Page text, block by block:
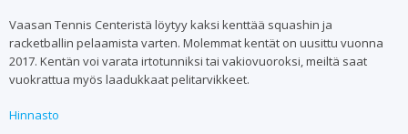
Vaasan Tennis Centeristä löytyy kaksi kenttää squashin ja
racketballin pelaamista varten. Molemmat kentät on uusittu vuonna
2017. Kentän voi varata irtotunniksi tai vakiovuoroksi, meiltä saat
vuokrattua myös laadukkaat pelitarvikkeet.
Hinnasto